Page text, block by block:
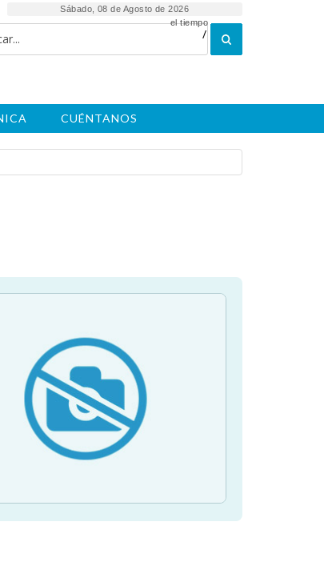
Sábado, 08 de Agosto de 2026
/
el tiempo
CUÉNTANOS